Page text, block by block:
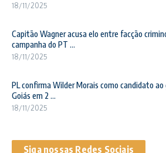
18/11/2025
Capitão Wagner acusa elo entre facção
campanha do PT ...
18/11/2025
PL confirma Wilder Morais como candidato ao
Goiás em 2 ...
18/11/2025
Siga nossas Redes Sociais